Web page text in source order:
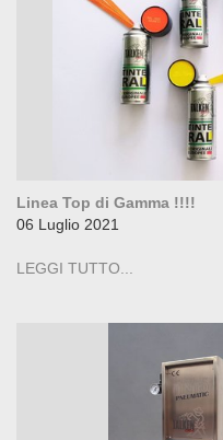
Linea Top di Gamma !!!!
06 Luglio 2021
LEGGI TUTTO...